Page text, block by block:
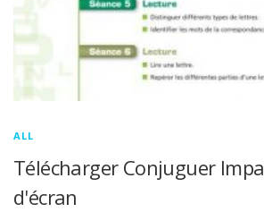
ALL
Télécharger Conjuguer
d'écran